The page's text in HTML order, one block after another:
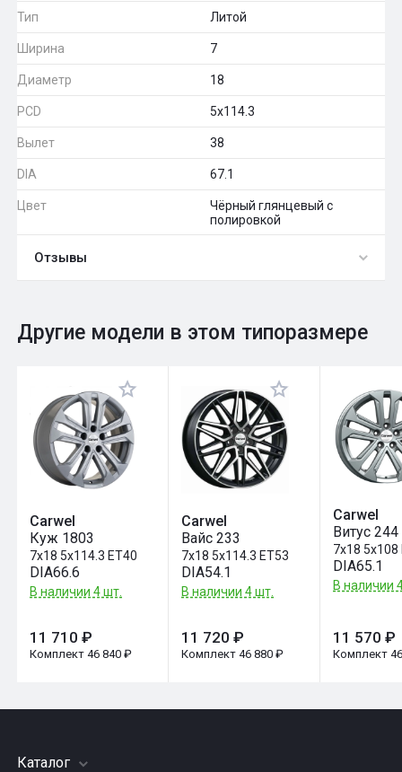
Тип Литой
Ширина 7
Диаметр 18
PCD 5x114.3
Вылет 38
DIA 67.1
Цвет
Чёрный глянцевый с
полировкой
Отзывы
Оставить отзыв
Общий рейтинг 0
Другие модели в этом типоразмере
Carwel
Куж 1803
7x18 5x114.3 ET40
DIA66.6
В наличии 4 шт.
11 710 ₽
Комплект 46 840 ₽
Carwel
Вайс 233
7x18 5x114.3 ET53
DIA54.1
В наличии 4 шт.
11 720 ₽
Комплект 46 880 ₽
Carwel
Витус 244
7x18 5x108
DIA65.1
В наличии
11 570 ₽
Комплект
Каталог